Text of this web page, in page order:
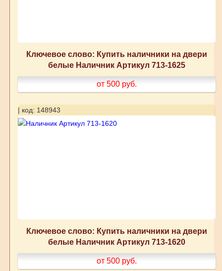
Ключевое слово: Купить наличники на двери
белые Наличник Артикул 713-1625
от 500 руб.
| код: 148943
Ключевое слово: Купить наличники на двери
белые Наличник Артикул 713-1620
от 500 руб.